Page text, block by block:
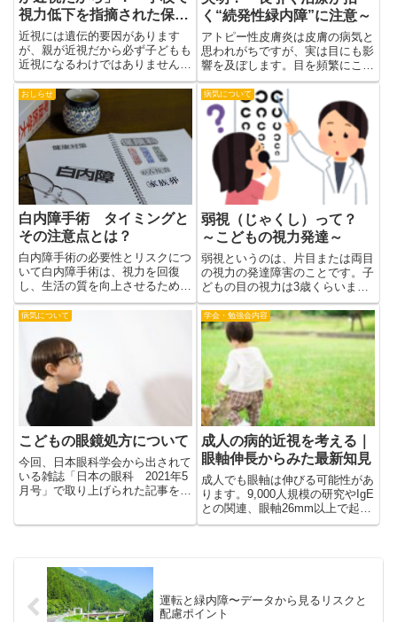
視力低下を指摘された保護
者の方へ～
近視には遺伝的要因があります
が、親が近視だから必ず子どもも
近視になるわけではありません。
近視になりやすい体質に加え、ス
マホやタブレットの長時間使用、
屋外活動不足などの環境要因が影
響します。特に両親が近視の場合
は早期から定期検査を行い、必要
に応じて近視進行抑制治療を検討
することが大切です。
く“続発性緑内障”に注意～
アトピー性皮膚炎は皮膚の病気と
思われがちですが、実は目にも影
響を及ぼします。目を頻繁にこす
ることや、ステロイド点眼薬の長
期使用によって眼圧が上昇し、緑
内障を引き起こす「続発性緑内
障」のリスクが高まります。本記
事では、アトピーと緑内障の関連
性、症状、治療法、日常生活での
予防について一般の方にもわかり
やすく解説します。
おしらせ
白内障手術 タイミングと
その注意点とは？
白内障手術の必要性とリスクにつ
いて白内障手術は、視力を回復
し、生活の質を向上させるための
一般的で効果的な手術です。病気
は早期発見早期治療が重要と言わ
必ずしも早期手術が適しているわ
けではなく、慎重な判断が必要で
す...
病気について
弱視（じゃくし）って？
～こどもの視力発達～
弱視というのは、片目または両目
の視力の発達障害のことです。子
どもの目の視力は3歳くらいまで
に大きく発達します。その間に何
らかの形で正常な視覚刺激を受け
なかった場合視力の発達は不十分
になってしまいます。原因と診
断、その治療について記載してい
ます。
病気について
こどもの眼鏡処方について
今回、日本眼科学会から出されて
いる雑誌「日本の眼科 2021年5
月号」で取り上げられた記事を抜
学会・勉強会内容
成人の病的近視を考える｜
眼軸伸長からみた最新知見
成人でも眼軸は伸びる可能性があ
ります。9,000人規模の研究やIgE
との関連、眼軸26mm以上で起こ
る近視性黄斑症・網膜剥離・緑内
明します。
運転と緑内障〜データから見るリスクと
配慮ポイント